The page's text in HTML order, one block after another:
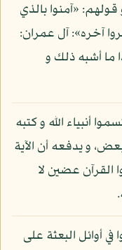
قولهم: «آمنوا بالذي
آخره»: آل عمران:
ما أشبه ذلك و
أنبياء الله و كتبه
و يدفعه أن الآية
القرآن عضين لا
أوائل البعثة على